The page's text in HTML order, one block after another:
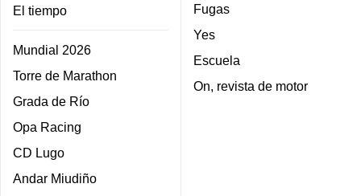
El tiempo
Mundial 2026
Torre de Marathon
Grada de Río
Opa Racing
CD Lugo
Andar Miudiño
Fugas
Yes
Escuela
On, revista de motor